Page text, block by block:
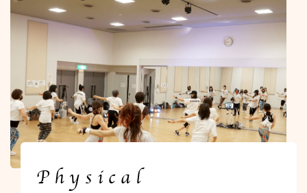
Physical